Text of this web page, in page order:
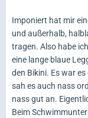
Imponiert hat mir
und außerhalb,
tragen. Also habe
eine lange blaue
den Bikini. Es war
sah es auch nass
nass gut an.
Beim